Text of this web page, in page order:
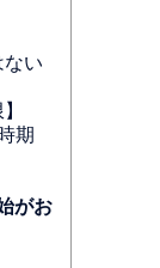
ない
期
がお